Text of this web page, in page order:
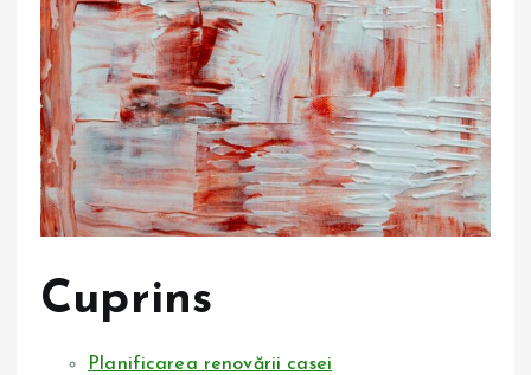
Cuprins
Planificarea renovării casei